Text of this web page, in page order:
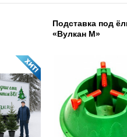
Подставка под
«Вулкан M»